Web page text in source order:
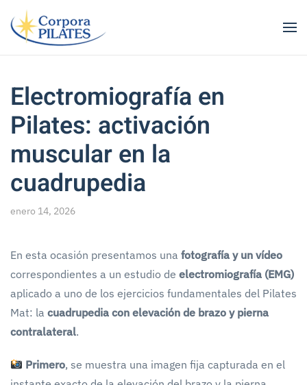
Ir al contenido principal
Electromiografía en
Pilates: activación
muscular en la
cuadrupedia
enero 14, 2026
En esta ocasión presentamos una fotografía y un vídeo
correspondientes a un estudio de electromiografía (EMG)
aplicado a uno de los ejercicios fundamentales del Pilates
Mat: la cuadrupedia con elevación de brazo y pierna
contralateral.
Primero, se muestra una imagen fija capturada en el